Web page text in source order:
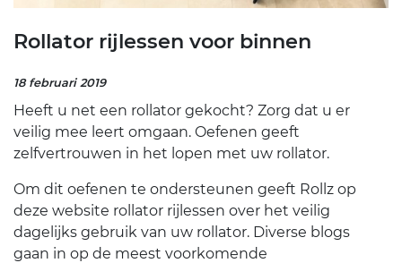
Rollator rijlessen voor binnen
18 februari 2019
Heeft u net een rollator gekocht? Zorg dat u er
veilig mee leert omgaan. Oefenen geeft
zelfvertrouwen in het lopen met uw rollator.
Om dit oefenen te ondersteunen geeft Rollz op
deze website rollator rijlessen over het veilig
dagelijks gebruik van uw rollator. Diverse blogs
gaan in op de meest voorkomende